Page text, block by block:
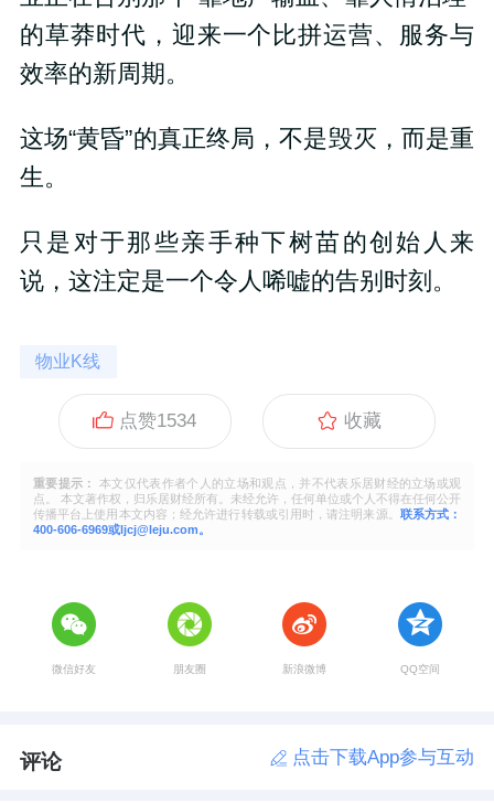
的草莽时代，迎来一个比拼运营、服务与
效率的新周期。
这场“黄昏”的真正终局，不是毁灭，而是重
生。
只是对于那些亲手种下树苗的创始人来
说，这注定是一个令人唏嘘的告别时刻。
物业K线
点赞1534 收藏
重要提示：
本文仅代表作者个人的立场和观点，并不代表乐居财经的立场或观
点。 本文著作权，归乐居财经所有。未经允许，任何单位或个人不得在任何公开
传播平台上使用本文内容；经允许进行转载或引用时，请注明来源。 联系方式：
400-606-6969或ljcj@leju.com。
微信好友 朋友圈 新浪微博 QQ空间
评论 点击下载App参与互动